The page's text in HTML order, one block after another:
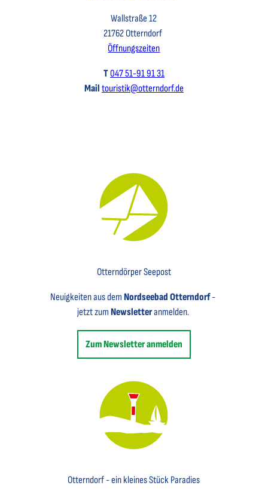
Wallstraße 12
21762 Otterndorf
Öffnungszeiten
T047 51-91 91 31
Mail touristik@otterndorf.de
Otterndörper Seepost
Neuigkeiten aus demNordseebad Otterndorf-
jetzt zum Newsletteranmelden.
Zum Newsletter anmelden
Otterndorf - ein kleines Stück Paradies